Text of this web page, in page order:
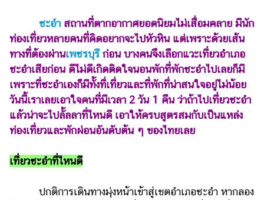
ผู้
หญิง
ผู้ชาย
สุขภาพ
ท่อง
เที่ยว
สูตร
ชะอำ สถานที่ตากอากาศยอดนิยมไม่เสื่อมคลาย มีนัก
ท่องเที่ยวหลายคนที่คิดอยากจะไปหัวหิน แต่เพราะด้วยเส้น
ทางที่ต้องผ่านเพชรบุรีก่อน บางคนจึงเลือกแวะเที่ยวอำเภอ
ชะอำเสียก่อน ดีไม่ดีเกิดติดใจนอนพักที่พักชะอำไปเลยก็มี
เพราะที่ชะอำเองก็มีทั้งที่เที่ยวและที่พักที่น่าสนใจอยู่ไม่น้อย
วันนี้เราเลยเอาใจคนที่มีเวลา 2 วัน 1 คืน ว่าถ้าไปเที่ยวชะอำ
แล้วน่าจะไปลั้ลลาที่ไหนดี เอาให้ครบสูตรสมกับเป็นแหล่ง
ท่องเที่ยวและพักผ่อนอันดับต้น ๆ ของไทยเลย
เที่ยวชะอำที่ไหนดี
ปกติการเดินทางมุ่งหน้าเข้าสู่เขตอำเภอชะอำ หากลอง